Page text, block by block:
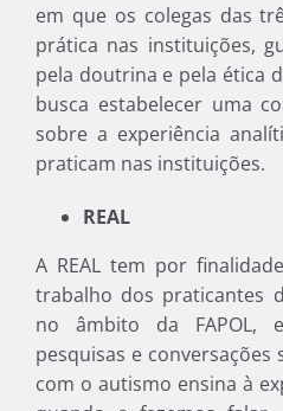
em que os colegas das
prática nas instituições,
pela doutrina e pela ética
busca estabelecer uma
sobre a experiência
praticam nas instituições.
REAL
A REAL tem por
trabalho dos praticantes
no âmbito da FAPOL,
pesquisas e
com o autismo ensina à